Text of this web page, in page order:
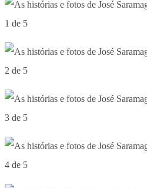
1 de 5
2 de 5
3 de 5
4 de 5